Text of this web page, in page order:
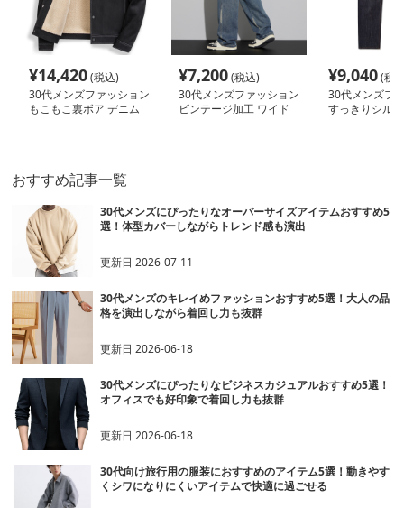
¥14,420(税込)
30代メンズファッション
もこもこ裏ボア デニム
¥7,200(税込)
30代メンズファッション
ビンテージ加工 ワイド
¥9,040(税
30代メンズフ
すっきりシル
おすすめ記事一覧
30代メンズにぴったりなオーバーサイズアイテムおすすめ5
選！体型カバーしながらトレンド感も演出
更新日2026-07-11
30代メンズのキレイめファッションおすすめ5選！大人の品
格を演出しながら着回し力も抜群
更新日2026-06-18
30代メンズにぴったりなビジネスカジュアルおすすめ5選！
オフィスでも好印象で着回し力も抜群
更新日2026-06-18
30代向け旅行用の服装におすすめのアイテム5選！動きやす
くシワになりにくいアイテムで快適に過ごせる